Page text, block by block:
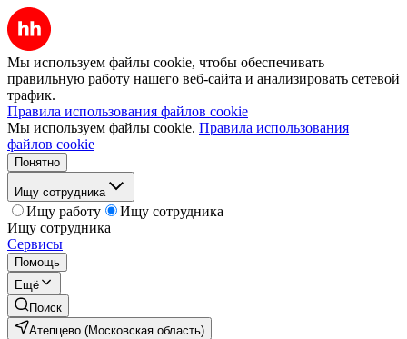
Мы используем файлы cookie, чтобы обеспечивать
правильную работу нашего веб-сайта и анализировать сетевой
трафик.
Правила использования файлов cookie
Мы используем файлы cookie. Правила использования
файлов cookie
Понятно
Ищу сотрудника
Ищу работу
Ищу сотрудника
Ищу сотрудника
Сервисы
Помощь
Ещё
Поиск
Атепцево (Московская область)